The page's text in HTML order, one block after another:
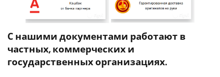
С нашими документами работают в
частных, коммерческих и
государственных организациях.